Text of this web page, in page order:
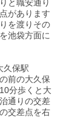
と職安通り
があります
を渡りその
池袋方面に
久保駅
前の大久保
分歩くと大
通りの交差
交差点を右